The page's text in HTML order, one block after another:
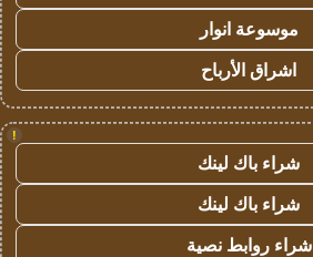
موسوعة انوار
اشراق الأرباح
!
شراء باك لينك
شراء باك لينك
شراء روابط نصية